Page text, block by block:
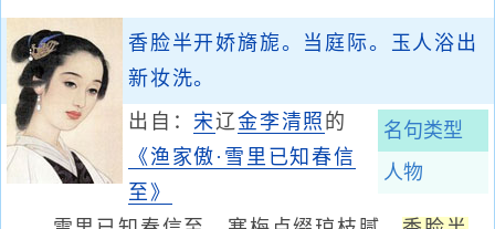
香脸半开娇旖旎。当庭际。玉人浴出
新妆洗。
名句类型
人物
出自：宋辽金李清照 的
《渔家傲·雪里已知春信
至》